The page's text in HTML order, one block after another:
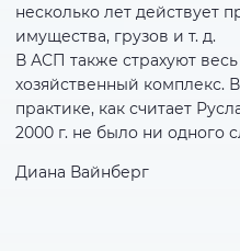
несколько лет действует
имущества, грузов и т. д.
В АСП также страхуют
хозяйственный комплекс.
практике, как считает
2000 г. не было ни одного
Диана Вайнберг